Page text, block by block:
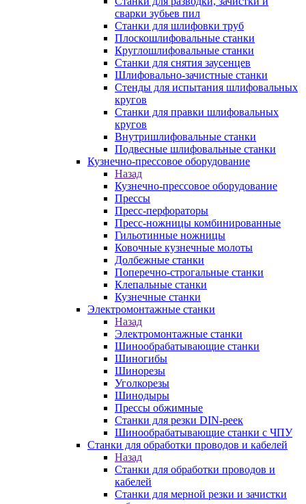
сварки зубьев пил
Станки для шлифовки труб
Плоскошлифовальные станки
Круглошлифовальные станки
Станки для снятия заусенцев
Шлифовально-зачистные станки
Стенды для испытания шлифовальных
кругов
Станки для правки шлифовальных
кругов
Внутришлифовальные станки
Подвесные шлифовальные станки
Кузнечно-прессовое оборудование
Назад
Кузнечно-прессовое оборудование
Прессы
Пресс-перфораторы
Пресс-ножницы комбинированные
Гильотинные ножницы
Ковочные кузнечные молоты
Долбежные станки
Поперечно-строгальные станки
Клепальные станки
Кузнечные станки
Электромонтажные станки
Назад
Электромонтажные станки
Шинообрабатывающие станки
Шиногибы
Шинорезы
Уголкорезы
Шинодыры
Прессы обжимные
Станки для резки DIN-реек
Шинообрабатывающие станки с ЧПУ
Станки для обработки проводов и кабелей
Назад
Станки для обработки проводов и
кабелей
Станки для мерной резки и зачистки